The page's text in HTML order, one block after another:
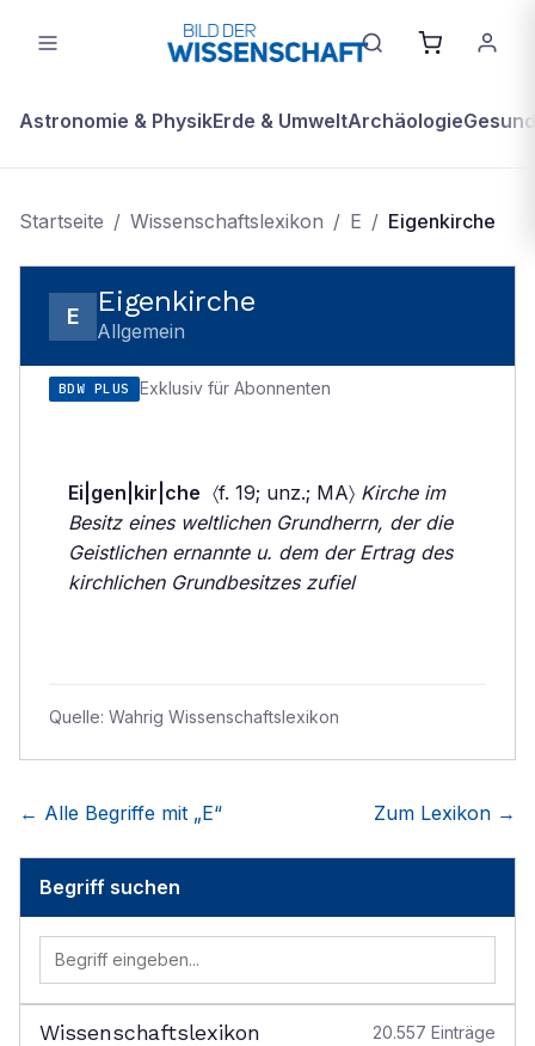
Astronomie & PhysikErde & UmweltArchäologie
Startseite / Wissenschaftslexikon / E / Eigenkirche
E Eigenkirche
Allgemein
BDW PLUS Exklusiv für Abonnenten
Ei|gen|kir|che 〈f. 19; unz.; MA〉 Kirche im
Besitz eines weltlichen Grundherrn, der die
Geistlichen ernannte u. dem der Ertrag des
kirchlichen Grundbesitzes zufiel
Quelle: Wahrig Wissenschaftslexikon
← Alle Begriffe mit „E“ Zum Lexikon →
Begriff suchen
Wissenschaftslexikon 20.557 Einträge